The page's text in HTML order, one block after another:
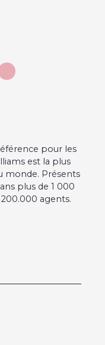
pour les
est la plus
monde. Présents
plus de 1 000
agents.